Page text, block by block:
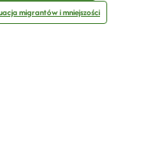
migrantów i mniejszości